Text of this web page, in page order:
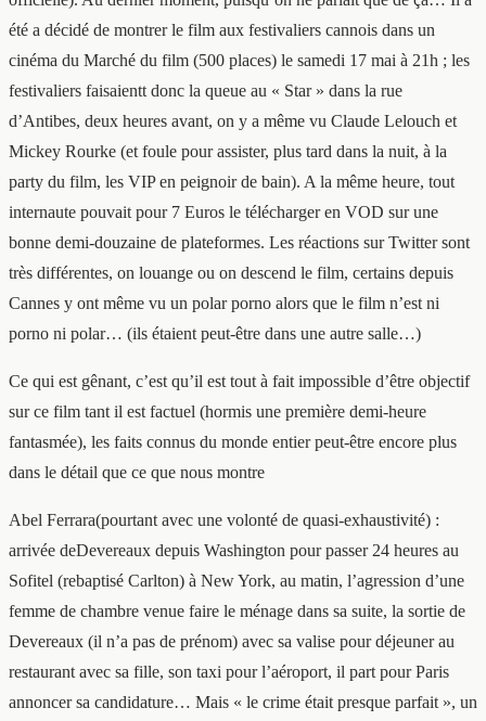
été a décidé de montrer le film aux festivaliers cannois dans un
cinéma du Marché du film (500 places) le samedi 17 mai à 21h ; les
festivaliers faisaientt donc la queue au « Star » dans la rue
d’Antibes, deux heures avant, on y a même vu Claude Lelouch et
Mickey Rourke (et foule pour assister, plus tard dans la nuit, à la
party du film, les VIP en peignoir de bain). A la même heure, tout
internaute pouvait pour 7 Euros le télécharger en VOD sur une
bonne demi-douzaine de plateformes. Les réactions sur Twitter sont
très différentes, on louange ou on descend le film, certains depuis
Cannes y ont même vu un polar porno alors que le film n’est ni
porno ni polar… (ils étaient peut-être dans une autre salle…)
Ce qui est gênant, c’est qu’il est tout à fait impossible d’être objectif
sur ce film tant il est factuel (hormis une première demi-heure
fantasmée), les faits connus du monde entier peut-être encore plus
dans le détail que ce que nous montre
Abel Ferrara(pourtant avec une volonté de quasi-exhaustivité) :
arrivée deDevereaux depuis Washington pour passer 24 heures au
Sofitel (rebaptisé Carlton) à New York, au matin, l’agression d’une
femme de chambre venue faire le ménage dans sa suite, la sortie de
Devereaux (il n’a pas de prénom) avec sa valise pour déjeuner au
restaurant avec sa fille, son taxi pour l’aéroport, il part pour Paris
annoncer sa candidature… Mais « le crime était presque parfait », un